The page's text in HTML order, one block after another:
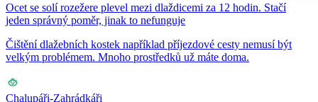
Ocet se solí rozežere plevel mezi dlaždicemi za 12 hodin. Stačí
jeden správný poměr, jinak to nefunguje
Čištění dlažebních kostek například příjezdové cesty nemusí být
velkým problémem. Mnoho prostředků už máte doma.
Chalupáři-Zahrádkáři